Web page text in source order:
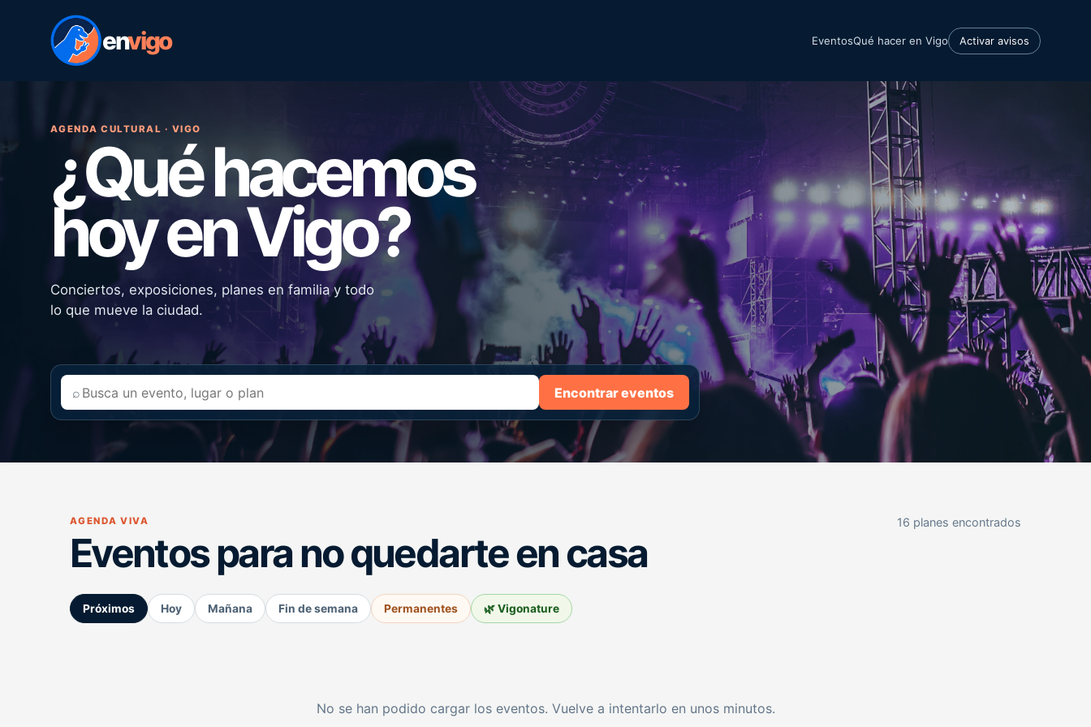
envigo EventosQué hacer en Vigo Activar avisos
AGENDA CULTURAL · VIGO
¿Qué hacemos
hoy en Vigo?
Conciertos, exposiciones, planes en familia y todo
lo que mueve la ciudad.
⌕ Encontrar eventos
AGENDA VIVA
Eventos para no quedarte en casa
16 planes encontrados
Próximos Hoy Mañana Fin de semana Permanentes 🌿 Vigonature
No se han podido cargar los eventos. Vuelve a intentarlo en unos minutos.